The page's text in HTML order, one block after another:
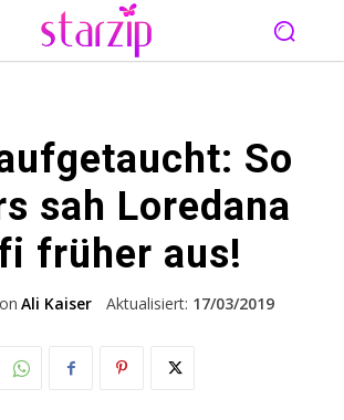
So
sah Loredana
früher aus!
Ali Kaiser Aktualisiert: 17/03/2019